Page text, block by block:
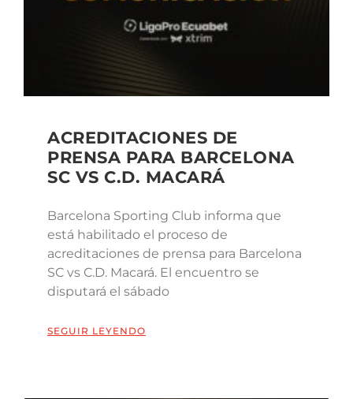
ACREDITACIONES DE
PRENSA PARA BARCELONA
SC VS C.D. MACARÁ
Barcelona Sporting Club informa que
está habilitado el proceso de
acreditaciones de prensa para Barcelona
SC vs C.D. Macará. El encuentro se
disputará el sábado
SEGUIR LEYENDO